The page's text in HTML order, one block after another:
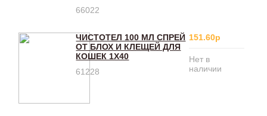
66022
ЧИСТОТЕЛ 100 МЛ СПРЕЙ
ОТ БЛОХ И КЛЕЩЕЙ ДЛЯ
КОШЕК 1Х40
61228
151.60р
Нет в
наличии